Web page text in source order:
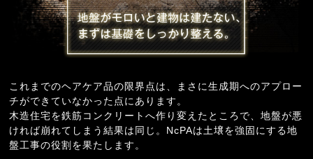
これまでのヘアケア品の限界点は、まさに生成期へのアプロー
チができていなかった点にあります。
木造住宅を鉄筋コンクリートへ作り変えたところで、地盤が悪
ければ崩れてしまう結果は同じ。NcPAは土壌を強固にする地
盤工事の役割を果たします。